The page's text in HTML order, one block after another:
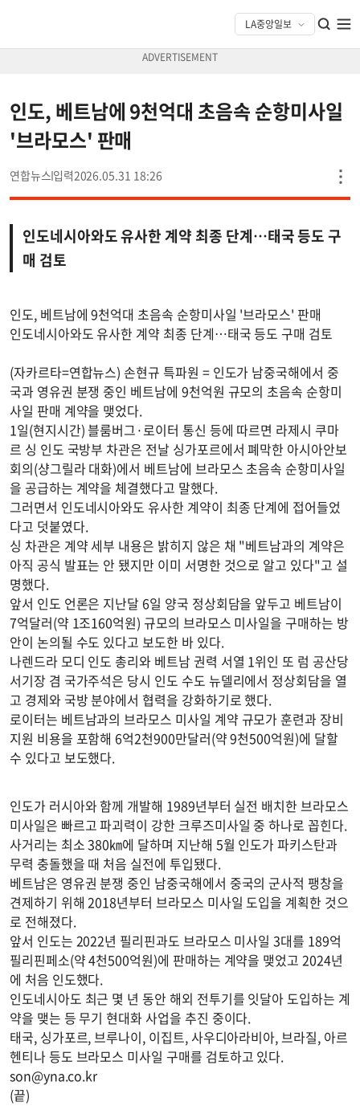
인도, 베트남에 9천억대 초음속 순항미사일
'브라모스' 판매
연합뉴스 2026.05.31 18:26
인도네시아와도 유사한 계약 최종 단계…태국 등도 구
매 검토
인도, 베트남에 9천억대 초음속 순항미사일 '브라모스' 판매
인도네시아와도 유사한 계약 최종 단계…태국 등도 구매 검토
(자카르타=연합뉴스) 손현규 특파원 = 인도가 남중국해에서 중
국과 영유권 분쟁 중인 베트남에 9천억원 규모의 초음속 순항미
사일 판매 계약을 맺었다.
1일(현지시간) 블룸버그·로이터 통신 등에 따르면 라제시 쿠마
르 싱 인도 국방부 차관은 전날 싱가포르에서 폐막한 아시아안보
회의(샹그릴라 대화)에서 베트남에 브라모스 초음속 순항미사일
을 공급하는 계약을 체결했다고 말했다.
그러면서 인도네시아와도 유사한 계약이 최종 단계에 접어들었
다고 덧붙였다.
싱 차관은 계약 세부 내용은 밝히지 않은 채 "베트남과의 계약은
아직 공식 발표는 안 됐지만 이미 서명한 것으로 알고 있다"고 설
명했다.
앞서 인도 언론은 지난달 6일 양국 정상회담을 앞두고 베트남이
7억달러(약 1조160억원) 규모의 브라모스 미사일을 구매하는 방
안이 논의될 수도 있다고 보도한 바 있다.
나렌드라 모디 인도 총리와 베트남 권력 서열 1위인 또 럼 공산당
서기장 겸 국가주석은 당시 인도 수도 뉴델리에서 정상회담을 열
고 경제와 국방 분야에서 협력을 강화하기로 했다.
로이터는 베트남과의 브라모스 미사일 계약 규모가 훈련과 장비
지원 비용을 포함해 6억2천900만달러(약 9천500억원)에 달할
수 있다고 보도했다.
인도가 러시아와 함께 개발해 1989년부터 실전 배치한 브라모스
미사일은 빠르고 파괴력이 강한 크루즈미사일 중 하나로 꼽힌다.
사거리는 최소 380㎞에 달하며 지난해 5월 인도가 파키스탄과
무력 충돌했을 때 처음 실전에 투입됐다.
베트남은 영유권 분쟁 중인 남중국해에서 중국의 군사적 팽창을
견제하기 위해 2018년부터 브라모스 미사일 도입을 계획한 것으
로 전해졌다.
앞서 인도는 2022년 필리핀과도 브라모스 미사일 3대를 189억
필리핀페소(약 4천500억원)에 판매하는 계약을 맺었고 2024년
에 처음 인도했다.
인도네시아도 최근 몇 년 동안 해외 전투기를 잇달아 도입하는 계
약을 맺는 등 무기 현대화 사업을 추진 중이다.
태국, 싱가포르, 브루나이, 이집트, 사우디아라비아, 브라질, 아르
헨티나 등도 브라모스 미사일 구매를 검토하고 있다.
son@yna.co.kr
(끝)